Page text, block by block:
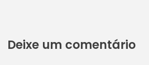
Deixe um comentário